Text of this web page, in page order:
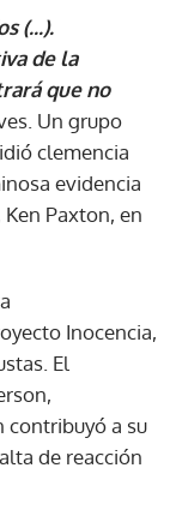
(...).
de la
que no
Un grupo
clemencia
evidencia
Paxton, en
Inocencia,
El
contribuyó a su
de reacción